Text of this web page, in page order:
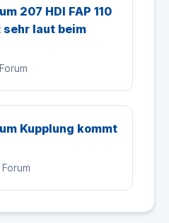
207 HDI FAP 110
laut beim
Kupplung kommt